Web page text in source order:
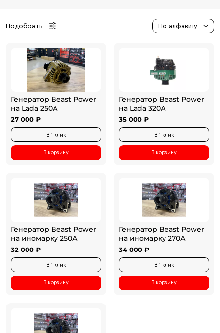
Подобрать По алфавиту
Генератор Beast Power
на Lada 250А
27 000 ₽
В 1 клик
В корзину
Генератор Beast Power
на Lada 320А
35 000 ₽
В 1 клик
В корзину
Генератор Beast Power
на иномарку 250А
32 000 ₽
В 1 клик
В корзину
Генератор Beast Power
на иномарку 270А
34 000 ₽
В 1 клик
В корзину